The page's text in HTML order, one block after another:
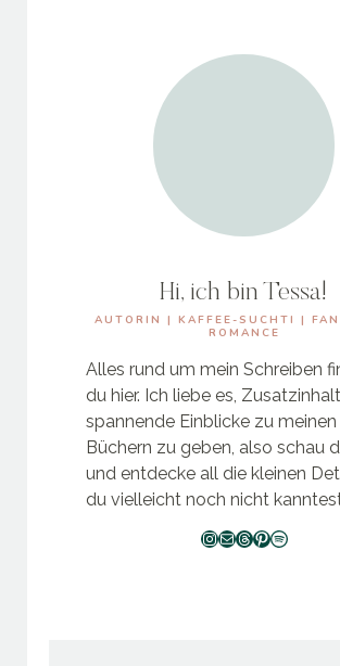
Hi, ich bin Tessa!
AUTORIN | KAFFEE-SUCHTI |
ROMANCE
Alles rund um mein Schreiben
du hier. Ich liebe es,
spannende Einblicke zu meinen
Büchern zu geben, also schau
und entdecke all die kleinen
du vielleicht noch nicht
Instagram
E-MailThreads
Pinterest
Spotify